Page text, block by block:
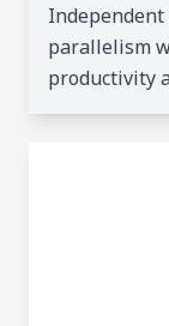
parallelism
productivity